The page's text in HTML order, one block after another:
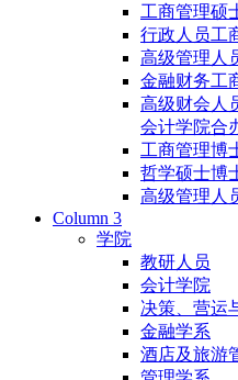
工商管理硕
行政人员工
高级管理人
金融财务工
高级财会人
会计学院合
工商管理博
哲学硕士博
高级管理人
Column 3
学院
教研人员
会计学院
决策、营运
金融学系
酒店及旅游